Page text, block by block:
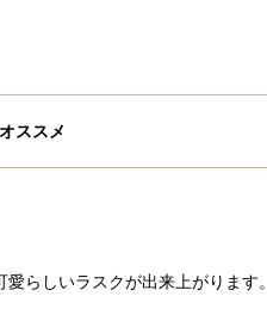
ススメ
らしいラスクが出来上がります。